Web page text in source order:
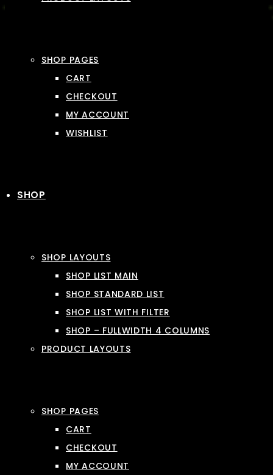
SHOP PAGES
CART
CHECKOUT
MY ACCOUNT
WISHLIST
SHOP
SHOP LAYOUTS
SHOP LIST MAIN
SHOP STANDARD LIST
SHOP LIST WITH FILTER
SHOP – FULLWIDTH 4 COLUMNS
PRODUCT LAYOUTS
SHOP PAGES
CART
CHECKOUT
MY ACCOUNT